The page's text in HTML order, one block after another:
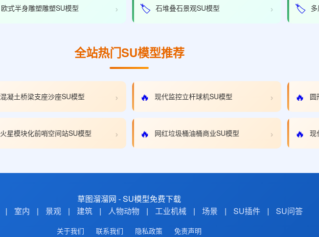
欧式半身雕塑雕塑SU模型 › 🏷️ 石堆叠石景观SU模型 › 🏷️
全站热门SU模型推荐
混凝土桥梁支座沙座SU模型 › 🔥 现代监控立杆球机SU模型 › 🔥 圆
火星模块化前哨空间站SU模型 › 🔥 网红垃圾桶油桶商业SU模型 › 🔥 现
草图溜溜网 - SU模型免费下载
| 室内 | 景观 | 建筑 | 人物动物 | 工业机械 | 场景 | SU插件 | SU问答
关于我们 联系我们 隐私政策 免责声明